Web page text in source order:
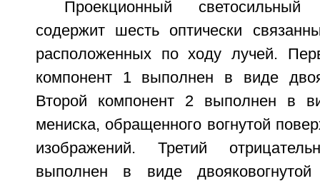
Проекционный
содержит шесть оптически
расположенных по ходу лучей.
компонент 1 выполнен в виде
Второй компонент 2 выполнен в
мениска, обращенного вогнутой
изображений. Третий
выполнен в виде